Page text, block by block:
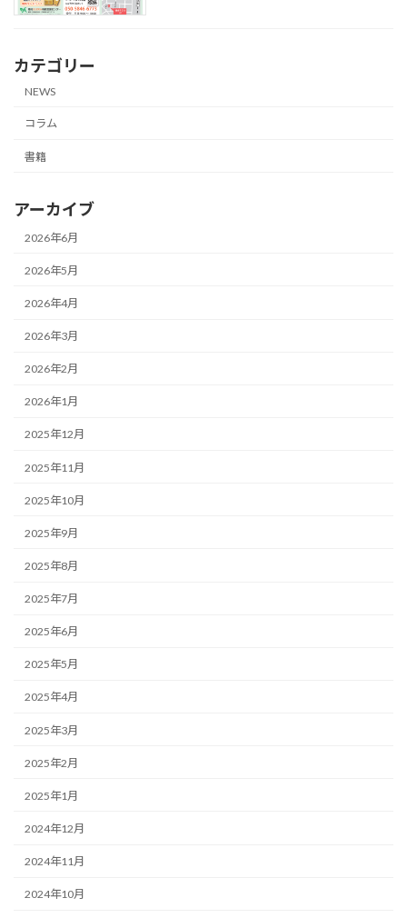
カテゴリー
NEWS
コラム
書籍
アーカイブ
2026年6月
2026年5月
2026年4月
2026年3月
2026年2月
2026年1月
2025年12月
2025年11月
2025年10月
2025年9月
2025年8月
2025年7月
2025年6月
2025年5月
2025年4月
2025年3月
2025年2月
2025年1月
2024年12月
2024年11月
2024年10月